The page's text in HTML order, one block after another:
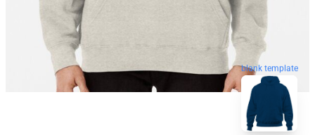
blank template